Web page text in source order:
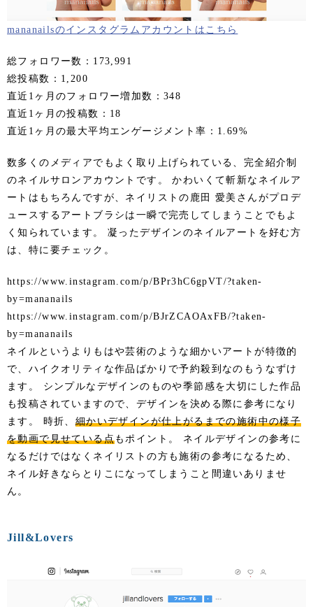
mananailsのインスタグラムアカウントはこちら
総フォロワー数：173,991
総投稿数：1,200
直近1ヶ月のフォロワー増加数：348
直近1ヶ月の投稿数：18
直近1ヶ月の最大平均エンゲージメント率：1.69%
数多くのメディアでもよく取り上げられている、完全紹介制
のネイルサロンアカウントです。 かわいくて斬新なネイルア
ートはもちろんですが、ネイリストの鹿田 愛美さんがプロデ
ュースするアートブラシは一瞬で完売してしまうことでもよ
く知られています。 凝ったデザインのネイルアートを好む方
は、特に要チェック。
https://www.instagram.com/p/BPr3hC6gpVT/?taken-
by=mananails
https://www.instagram.com/p/BJrZCAOAxFB/?taken-
by=mananails
ネイルというよりもはや芸術のような細かいアートが特徴的
で、ハイクオリティな作品ばかりで予約殺到なのもうなずけ
ます。 シンプルなデザインのものや季節感を大切にした作品
も投稿されていますので、デザインを決める際に参考になり
ます。 時折、 細かいデザインが仕上がるまでの施術中の様子
を動画で見せている点もポイント。 ネイルデザインの参考に
なるだけではなくネイリストの方も施術の参考になるため、
ネイル好きならとりこになってしまうこと間違いありませ
ん。
Jill&Lovers